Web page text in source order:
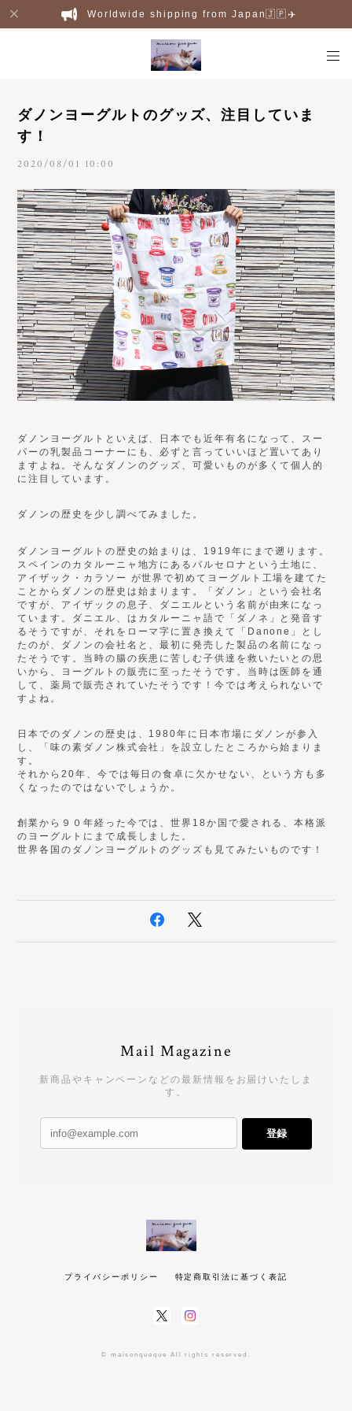
Worldwide shipping from Japan🇯🇵✈️
ダノンヨーグルトのグッズ、注目していま
す！
2020/08/01 10:00
ダノンヨーグルトといえば、日本でも近年有名になって、スー
パーの乳製品コーナーにも、必ずと言っていいほど置いてあり
ますよね。そんなダノンのグッズ、可愛いものが多くて個人的
に注目しています。
ダノンの歴史を少し調べてみました。
ダノンヨーグルトの歴史の始まりは、 1919 年にまで遡ります。
スペインのカタルーニャ地方にあるバルセロナという土地に、
アイザック・カラソー が世界で初めてヨーグルト工場を建てた
ことからダノンの歴史は始まります。「ダノン」という会社名
ですが、アイザックの息子、ダニエルという名前が由来になっ
ています。ダニエル、はカタルーニャ語で「ダノネ」と発音す
るそうですが、それをローマ字に置き換えて「 Danone 」とし
たのが、ダノンの会社名と、最初に発売した製品の名前になっ
たそうです。当時の腸の疾患に苦しむ子供達を救いたいとの思
いから、ヨーグルトの販売に至ったそうです。当時は医師を通
して、薬局で販売されていたそうです！今では考えられないで
すよね。
日本でのダノンの歴史は、 1980年に日本市場にダノンが参入
し、「味の素ダノン株式会社」を設立したところから始まりま
す。
それから20年、今では毎日の食卓に欠かせない、という方も多
くなったのではないでしょうか。
創業から９０年経った今では、世界 18 か国で愛される、本格派
のヨーグルトにまで成長しました。
世界各国のダノンヨーグルトのグッズも見てみたいものです！
Mail Magazine
新商品やキャンペーンなどの最新情報をお届けいたしま
す。
登録
プライバシーポリシー 特定商取引法に基づく表記
© maisonqueque All rights reserved.